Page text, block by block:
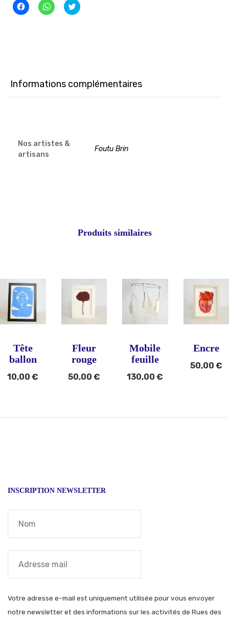
Cliquez
pour
Cliquez
pour
Click
to
Informations complémentaires
Nos artistes &
artisans
Foutu Brin
Produits similaires
Tête
ballon
10,00€
Fleur
rouge
50,00 €
Mobile
feuille
130,00€
Encre
50,00 €
INSCRIPTION NEWSLETTER
Votre adresse e-mail est uniquement utilisée pour vous envoyer
notre newsletter et des informations sur les activités de Rues des